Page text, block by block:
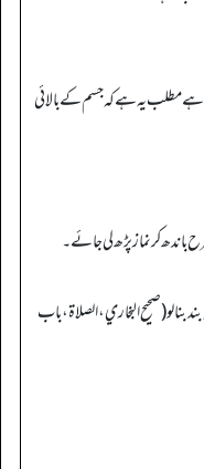
مطلب یہ ہے کہ جسم کے بالائی
باندھ کر نماز پڑھ لی جائے۔
بنا لو (صحیح البخاري، الصلاة، باب